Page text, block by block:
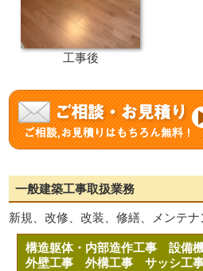
工事後
一般建築工事取扱業務
新規、改修、改装、修繕、メンテナ
構造躯体・内部造作工事設備
外壁工事外構工事サッシ工